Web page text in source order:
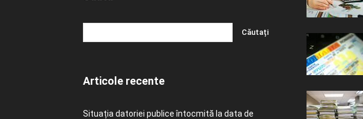
Articole recente
Situația datoriei publice întocmită la data de